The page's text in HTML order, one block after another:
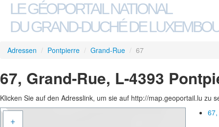
LE GÉOPORTAIL NATIONAL
DU GRAND-DUCHÉ DE
Adressen / Pontpierre / Grand-Rue / 67
67, Grand-Rue, L-4393
Klicken Sie auf den Adresslink, um sie auf http://map.geoportail.lu zu
+